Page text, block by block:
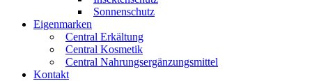
Sonnenschutz
Eigenmarken
Central Erkältung
Central Kosmetik
Central Nahrungsergänzungsmittel
Kontakt